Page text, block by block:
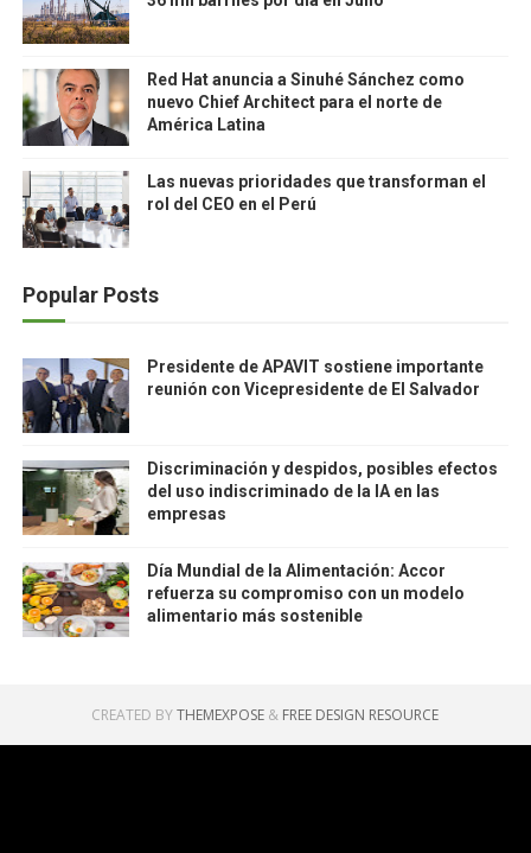
Red Hat anuncia a Sinuhé Sánchez como
nuevo Chief Architect para el norte de
América Latina
Las nuevas prioridades que transforman el
rol del CEO en el Perú
Popular Posts
Presidente de APAVIT sostiene importante
reunión con Vicepresidente de El Salvador
Discriminación y despidos, posibles efectos
del uso indiscriminado de la IA en las
empresas
Día Mundial de la Alimentación: Accor
refuerza su compromiso con un modelo
alimentario más sostenible
CREATED BYTHEMEXPOSE & FREE DESIGN RESOURCE